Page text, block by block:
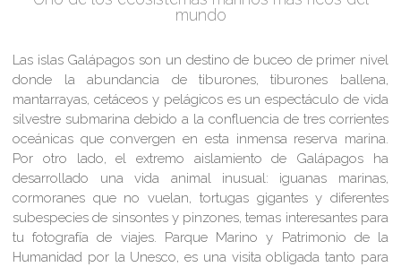
mundo
Las islas Galápagos son un destino de buceo de primer nivel
donde la abundancia de tiburones, tiburones ballena,
mantarrayas, cetáceos y pelágicos es un espectáculo de vida
silvestre submarina debido a la confluencia de tres corrientes
oceánicas que convergen en esta inmensa reserva marina.
Por otro lado, el extremo aislamiento de Galápagos ha
desarrollado una vida animal inusual: iguanas marinas,
cormoranes que no vuelan, tortugas gigantes y diferentes
subespecies de sinsontes y pinzones, temas interesantes para
tu fotografía de viajes. Parque Marino y Patrimonio de la
Humanidad por la Unesco, es una visita obligada tanto para